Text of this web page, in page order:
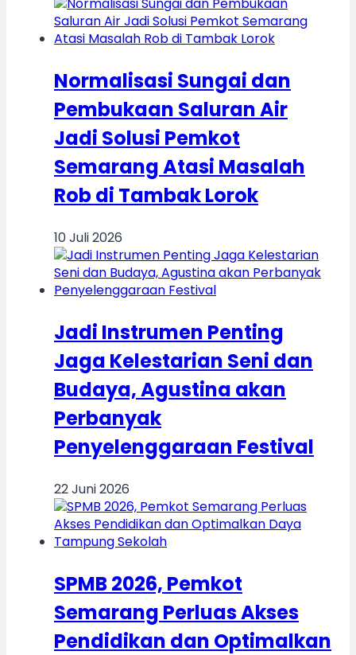
Normalisasi Sungai dan
Pembukaan Saluran Air
Jadi Solusi Pemkot
Semarang Atasi Masalah
Rob di Tambak Lorok
10 Juli 2026
Jadi Instrumen Penting
Jaga Kelestarian Seni dan
Budaya, Agustina akan
Perbanyak
Penyelenggaraan Festival
22 Juni 2026
SPMB 2026, Pemkot
Semarang Perluas Akses
Pendidikan dan Optimalkan